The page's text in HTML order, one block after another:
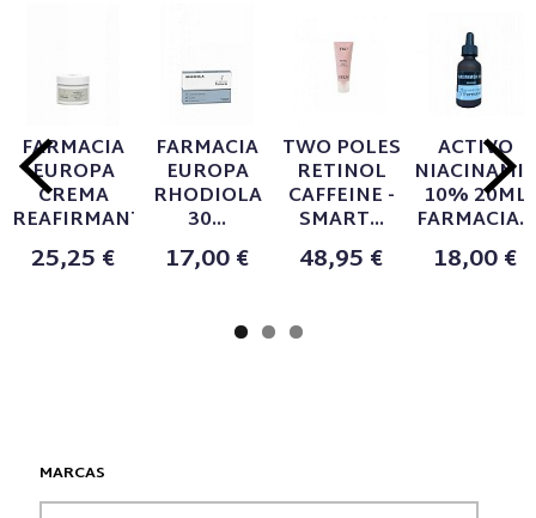
MARCAS
FARMACIA
EUROPA
CREMA
REAFIRMANTE...
25,25 €
FARMACIA
EUROPA
RHODIOLA
30...
17,00 €
TWO POLES
RETINOL
CAFFEINE -
SMART...
48,95 €
ACTIVO
10% 20ML
FARMACIA...
18,00 €